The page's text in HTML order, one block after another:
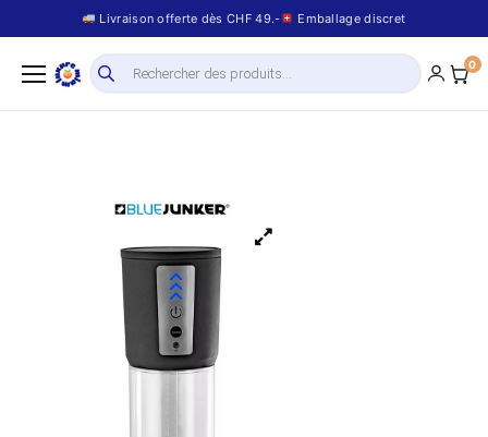
Livraison offerte dès CHF 49.- Emballage discret
0